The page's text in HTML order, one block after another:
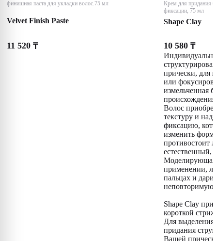
финишная паста для укладки волос.75 мл
Velvet Finish Paste
11 520 ₸
Крем для придания
фиксации, 75 мл
Shape Clay
10 580 ₸
прически, для
или
измельченная
Волос
текстуру и
фиксацию,
изменить
противостоит
естественный,
Моделирующая
применении,
пальцах и
неповторимую
Shape Clay
короткой
Для выделения
придания
Вашей